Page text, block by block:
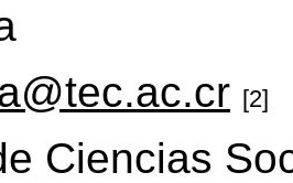
[2]
Ciencias